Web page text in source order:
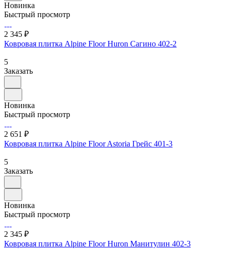
Новинка
Быстрый просмотр
2 345 ₽
Ковровая плитка Alpine Floor Huron Сагино 402-2
5
Заказать
Новинка
Быстрый просмотр
2 651 ₽
Ковровая плитка Alpine Floor Astoria Грейс 401-3
5
Заказать
Новинка
Быстрый просмотр
2 345 ₽
Ковровая плитка Alpine Floor Huron Манитулин 402-3